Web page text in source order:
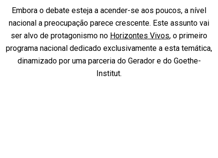
Embora o debate esteja a acender-se aos poucos, a nível
nacional a preocupação parece crescente. Este assunto vai
ser alvo de protagonismo no Horizontes Vivos, o primeiro
programa nacional dedicado exclusivamente a esta temática,
dinamizado por uma parceria do Gerador e do Goethe-
Institut.